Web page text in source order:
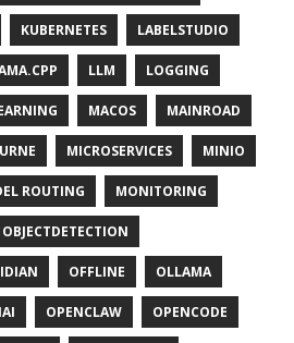
KUBERNETES LABELSTUDIO
LLM LOGGING
MACOS MAINROAD
MICROSERVICES MINIO
ROUTING MONITORING
OBJECTDETECTION
OFFLINE OLLAMA
OPENCLAW OPENCODE